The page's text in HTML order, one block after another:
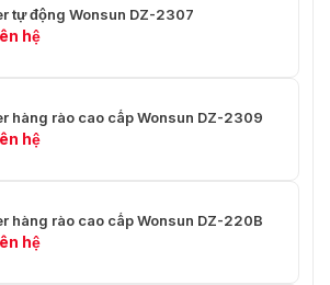
tự động Wonsun DZ-2307
hệ
hàng rào cao cấp Wonsun DZ-2309
hệ
hàng rào cao cấp Wonsun DZ-220B
hệ